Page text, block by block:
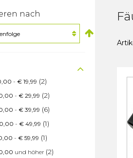
nach
- € 19,99 (2)
- € 29,99 (2)
- € 39,99 (6)
- € 49,99 (1)
- € 59,99 (1)
und höher (2)